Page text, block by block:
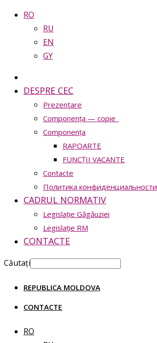
RO
RU
EN
GY
DESPRE CEC
Prezentare
Сomponența — copie_
Сomponența
RAPOARTE
FUNCȚII VACANTE
Contacte
Политика конфиденциальности
CADRUL NORMATIV
Legislație Găgăuziei
Legislație RM
CONTACTE
Căutați
REPUBLICA MOLDOVA
CONTACTE
RO